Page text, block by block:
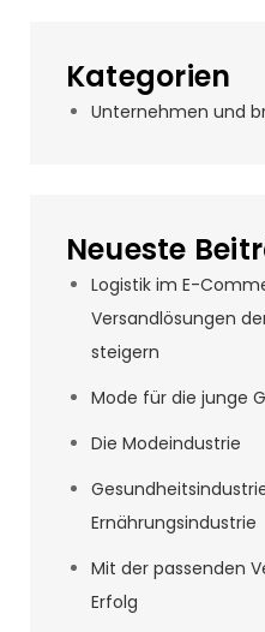
Kategorien
Unternehmen und
Neueste
Logistik im E-
Versandlösungen
steigern
Mode für die junge
Die Modeindustrie
Ernährungsindustrie
Mit der passenden
Erfolg